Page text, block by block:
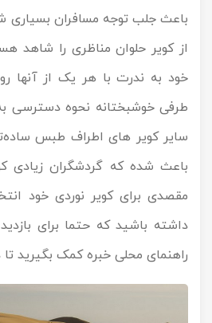
باعث جلب توجه مسافران بسیاری
از کویر حلوان مناظری را شاهد
خود به ندرت با هر یک از آنها
طرفی خوشبختانه نحوه دسترسی
سایر کویر های اطراف طبس
باعث شده که گردشگران زیادی
مقصدی برای کویر نوردی خود
داشته باشید که حتما برای
راهنمای محلی خبره کمک بگیرید